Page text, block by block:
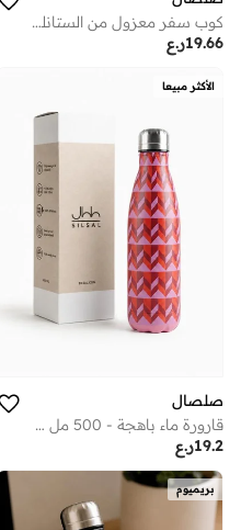
كوب سفر معزول من الستانلس ستيل بتصميم النخيل - 510 مل
ر.ع19.66
الأكثر مبيعا
صلصال
قارورة ماء باهجة - 500 مل - زهري
ر.ع19.2
بريميوم